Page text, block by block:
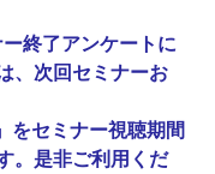
終了アンケートに
、次回セミナーお
をセミナー視聴期間
。是非ご利用くだ